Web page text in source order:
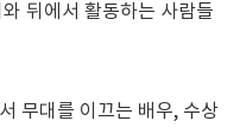
뒤에서 활동하는 사람들
무대를 이끄는 배우, 수상